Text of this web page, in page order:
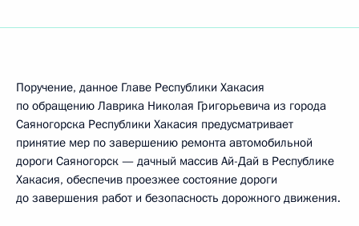
Поручение, данное Главе Республики Хакасия
по обращению Лаврика Николая Григорьевича из города
Саяногорска Республики Хакасия предусматривает
принятие мер по завершению ремонта автомобильной
дороги Саяногорск — дачный массив Ай-Дай в Республике
Хакасия, обеспечив проезжее состояние дороги
до завершения работ и безопасность дорожного движения.